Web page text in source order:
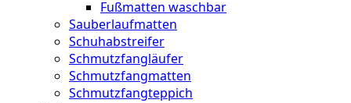
Fußmatten waschbar
Sauberlaufmatten
Schuhabstreifer
Schmutzfangläufer
Schmutzfangmatten
Schmutzfangteppich